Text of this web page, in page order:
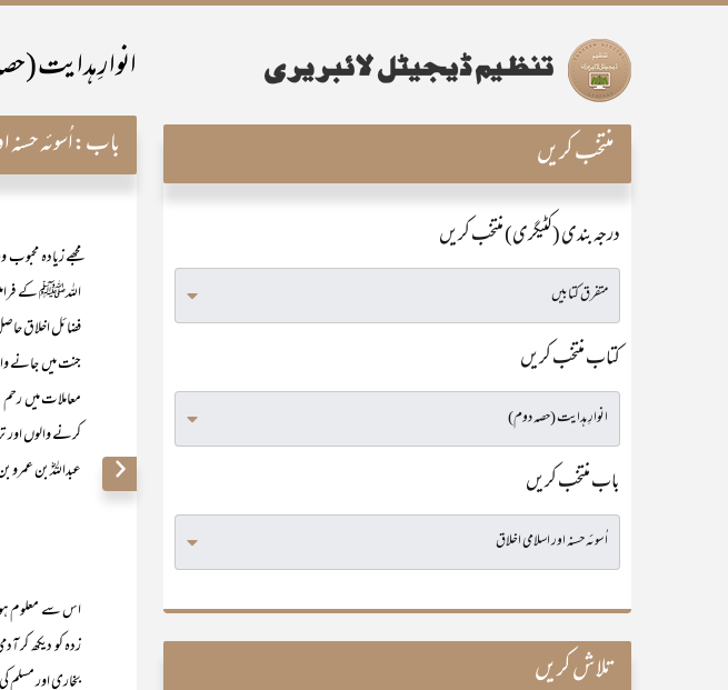
انوارِ ہدایت
باب:اُسوئہ
مجھے زیادہ
اللہﷺ کے
فضائل اخلاق
جنت میں جانے
معاملات میں
کرنے والوں اور
عبداللہؓ بن
اس سے معلوم
زدہ کو دیکھ کر
بخاری اور مسلم
منتخب کریں
درجہ بندی (کٹیگری) منتخب کریں
کتاب منتخب کریں
باب منتخب کریں
تلاش کریں